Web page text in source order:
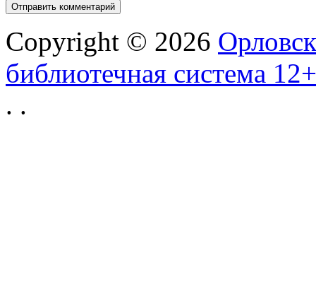
Copyright © 2026
библиотечная система 12+
. .